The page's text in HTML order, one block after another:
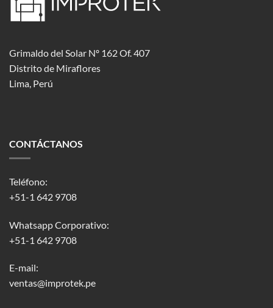
Grimaldo del Solar Nº 162 Of. 407
Distrito de Miraflores
Lima, Perú
CONTÁCTANOS
Teléfono:
+51-1 642 9708
Whatsapp Corporativo:
+51-1 642 9708
E-mail:
ventas@improtek.pe